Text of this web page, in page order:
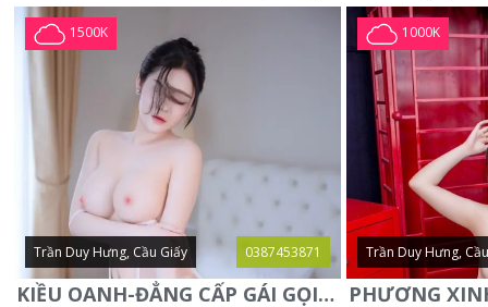
1500K
Trần Duy Hưng, Cầu Giấy 0387453871
KIỀU OANH-ĐẲNG CẤP GÁI GỌI XINH SANG-NGOAN NGOÃN
1000K
Trần Duy Hưng,